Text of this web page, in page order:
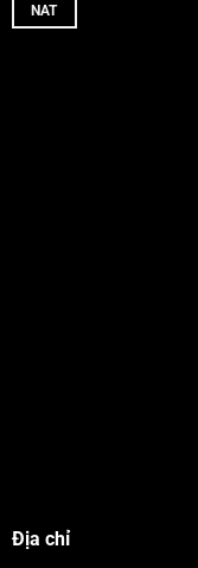
NAT
Địa chỉ